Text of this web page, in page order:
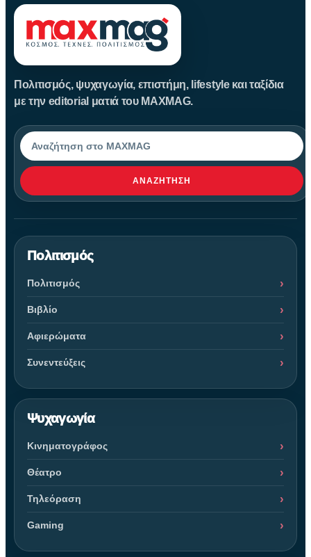
Πολιτισμός, ψυχαγωγία, επιστήμη, lifestyle και ταξίδια
με την editorial ματιά του MAXMAG.
Αναζήτηση
ΑΝΑΖΉΤΗΣΗ
Πολιτισμός
Πολιτισμός
Βιβλίο
Αφιερώματα
Συνεντεύξεις
Ψυχαγωγία
Κινηματογράφος
Θέατρο
Τηλεόραση
Gaming